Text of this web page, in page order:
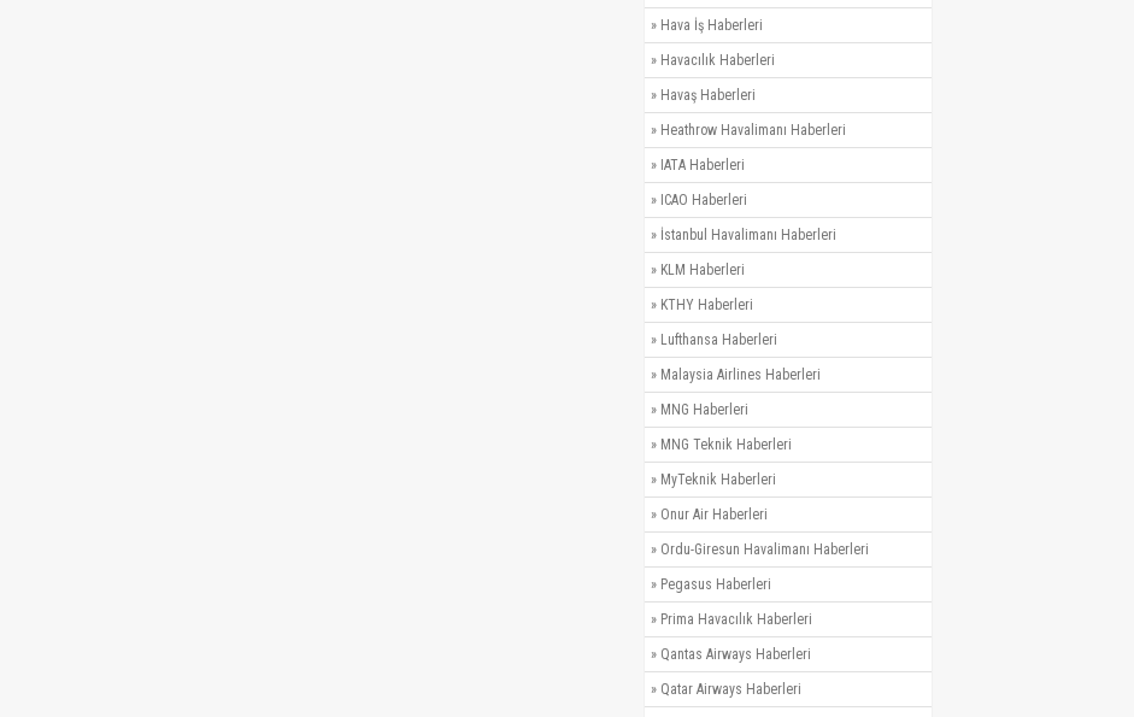
» Hava İş Haberleri
» Havacılık Haberleri
» Havaş Haberleri
» Heathrow Havalimanı Haberleri
» IATA Haberleri
» ICAO Haberleri
» İstanbul Havalimanı Haberleri
» KLM Haberleri
» KTHY Haberleri
» Lufthansa Haberleri
» Malaysia Airlines Haberleri
» MNG Haberleri
» MNG Teknik Haberleri
» MyTeknik Haberleri
» Onur Air Haberleri
» Ordu-Giresun Havalimanı Haberleri
» Pegasus Haberleri
» Prima Havacılık Haberleri
» Qantas Airways Haberleri
» Qatar Airways Haberleri